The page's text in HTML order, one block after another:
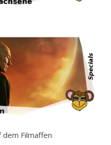
Filmaffen